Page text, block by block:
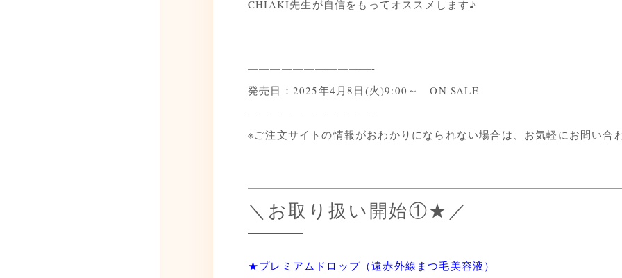
CHIAKI先生が自信をもってオススメします♪
———————————-
発売日：2025年4月8日(火)9:00～ ON SALE
———————————-
※ご注文サイトの情報がおわかりになられない場合は、お気軽にお問い合
＼お取り扱い開始①★／
★プレミアムドロップ（遠赤外線まつ毛美容液）